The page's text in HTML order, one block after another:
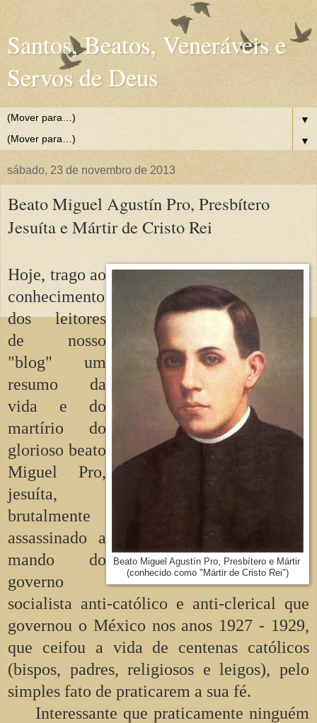
Santos, Beatos, Veneráveis e
Servos de Deus
▼
▼
sábado, 23 de novembro de 2013
Beato Miguel Agustín Pro, Presbítero
Jesuíta e Mártir de Cristo Rei
Beato Miguel Agustín Pro, Presbítero e Mártir
(conhecido como "Mártir de Cristo Rei")
Hoje, trago ao
conhecimento
dos leitores
de nosso
"blog" um
resumo da
vida e do
martírio do
glorioso beato
Miguel Pro,
jesuíta,
brutalmente
assassinado a
mando do
governo
socialista anti-católico e anti-clerical que
governou o México nos anos 1927 - 1929,
que ceifou a vida de centenas católicos
(bispos, padres, religiosos e leigos), pelo
simples fato de praticarem a sua fé.
Interessante que praticamente ninguém